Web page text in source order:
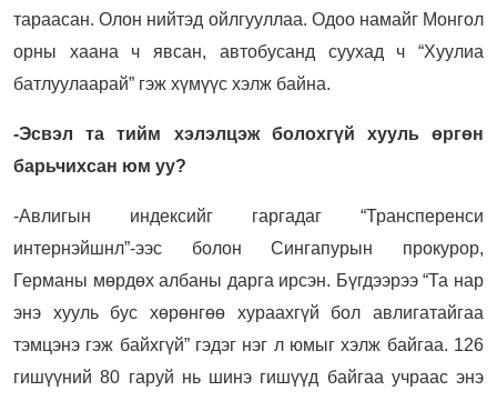
тараасан. Олон нийтэд ойлгууллаа. Одоо намайг Монгол
орны хаана ч явсан, автобусанд суухад ч “Хуулиа
батлуулаарай” гэж хүмүүс хэлж байна.
-Эсвэл та тийм хэлэлцэж болохгүй хууль өргөн
барьчихсан юм уу?
-Авлигын индексийг гаргадаг “Трансперенси
интернэйшнл”-ээс болон Сингапурын прокурор,
Германы мөрдөх албаны дарга ирсэн. Бүгдээрээ “Та нар
энэ хууль бус хөрөнгөө хураахгүй бол авлигатайгаа
тэмцэнэ гэж байхгүй” гэдэг нэг л юмыг хэлж байгаа. 126
гишүүний 80 гаруй нь шинэ гишүүд байгаа учраас энэ